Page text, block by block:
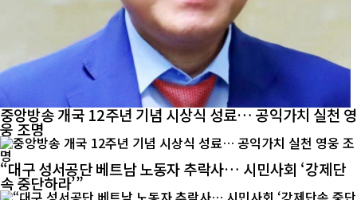
중앙방송 개국 12주년 기념 시상식 성료… 공익가치 실천 영
웅 조명
“대구 성서공단 베트남 노동자 추락사… 시민사회 ‘강제단
속 중단하라’”